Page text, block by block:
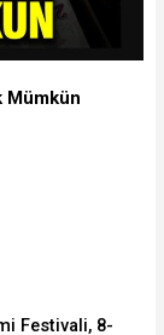
Mümkün
Festivali, 8-